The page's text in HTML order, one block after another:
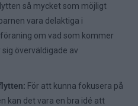
så mycket som möjligt
vara delaktiga i
om vad som kommer
överväldigade av
För att kunna fokusera på
kan det vara en bra idé att